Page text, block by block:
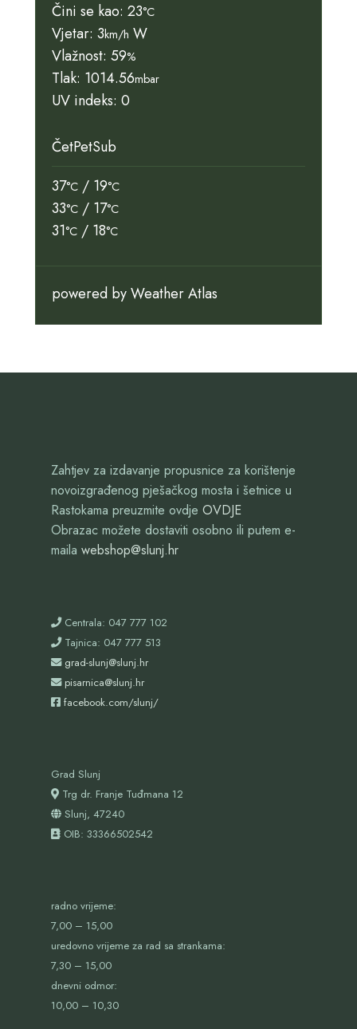
Čini se kao: 23°C
Vjetar: 3km/h W
Vlažnost: 59%
Tlak: 1014.56mbar
UV indeks: 0
ČetPetSub
37°C / 19°C
33°C / 17°C
31°C / 18°C
powered byWeather Atlas
Zahtjev za izdavanje propusnice za korištenje
novoizgrađenog pješačkog mosta i šetnice u
Rastokama preuzmite ovdje OVDJE
Obrazac možete dostaviti osobno ili putem e-
maila webshop@slunj.hr
Centrala: 047 777 102
Tajnica: 047 777 513
grad-slunj@slunj.hr
pisarnica@slunj.hr
facebook.com/slunj/
Grad Slunj
Trg dr. Franje Tuđmana 12
Slunj, 47240
OIB: 33366502542
radno vrijeme:
7,00 – 15,00
uredovno vrijeme za rad sa strankama:
7,30 – 15,00
dnevni odmor:
10,00 – 10,30